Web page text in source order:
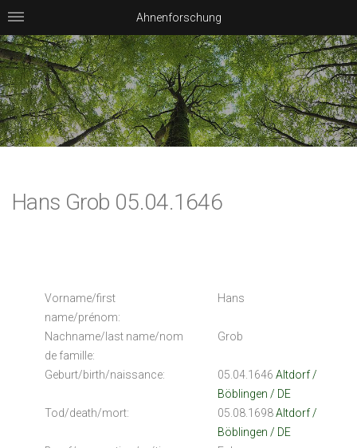
Hans Grob 05.04.1646
Vorname/first
name/prénom:
Hans
Nachname/last name/nom
de famille:
Grob
Geburt/birth/naissance: 05.04.1646 Altdorf /
Böblingen / DE
Tod/death/mort:
05.08.1698Altdorf /
Böblingen / DE
Ahnenforschung